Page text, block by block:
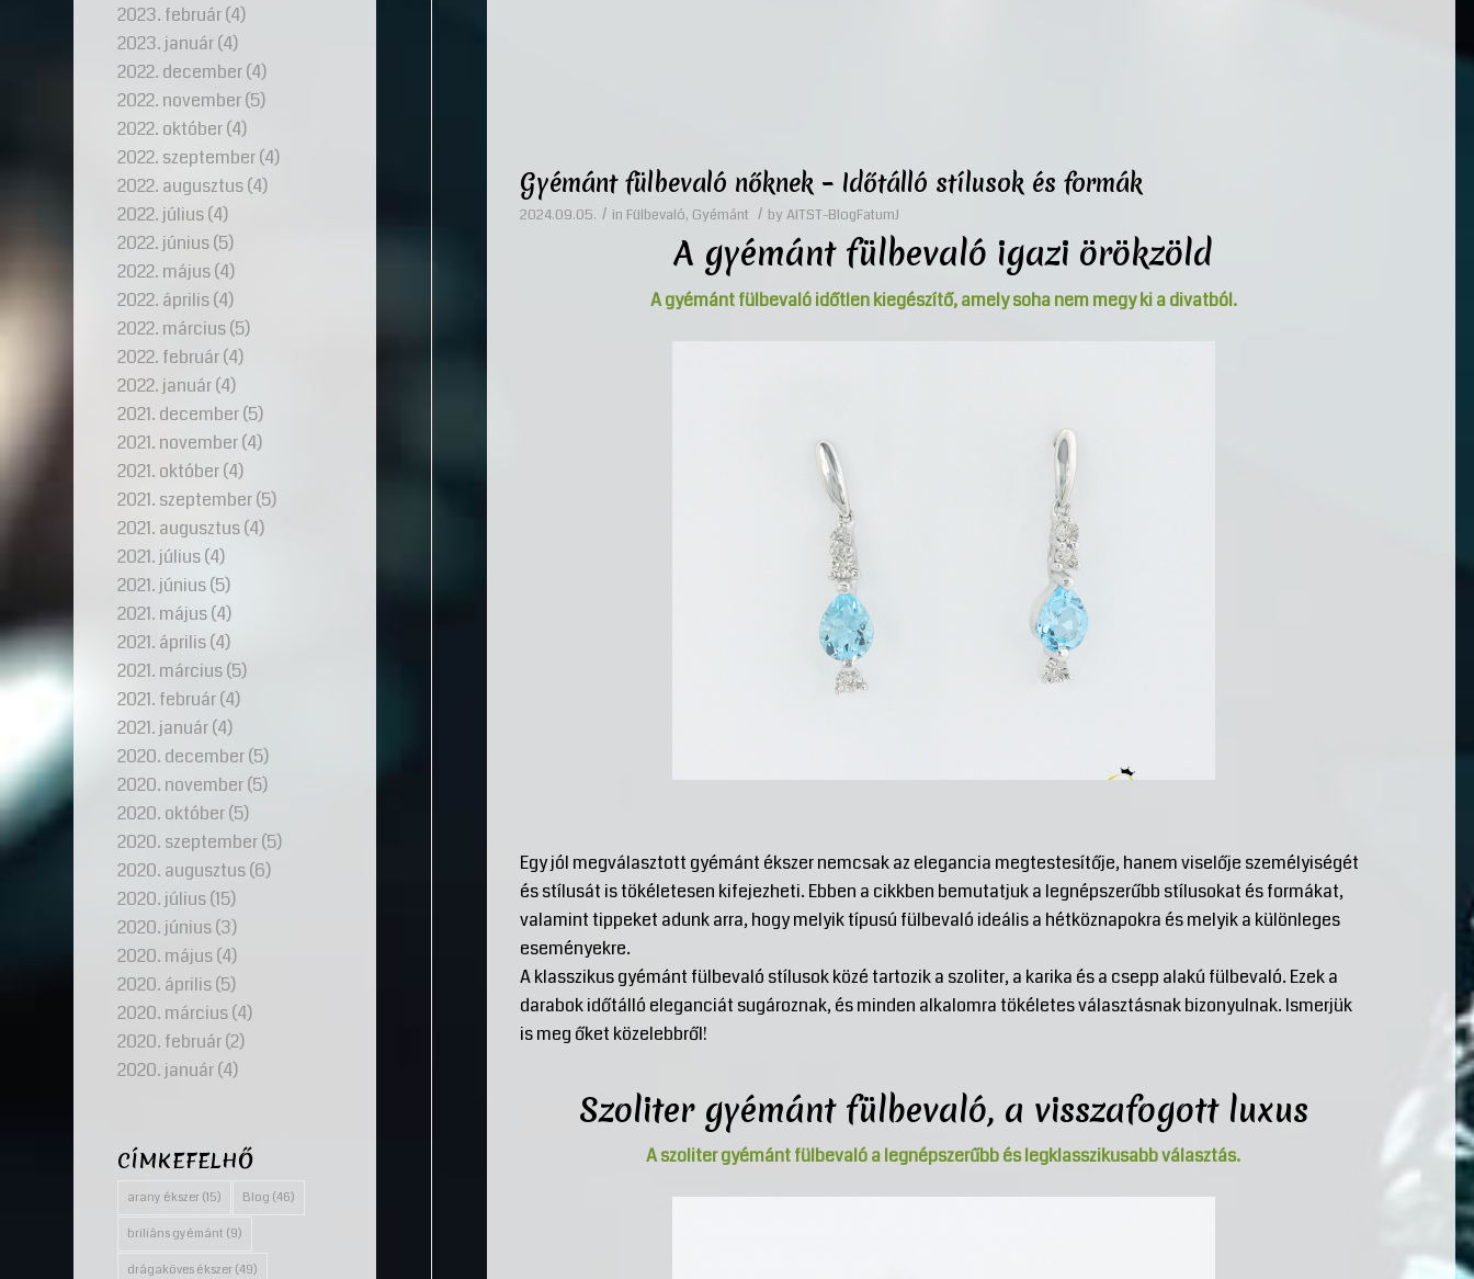
Gyémánt fülbevaló nőknek – Időtálló stílusok és formák
2024.09.05. / in Fülbevaló, Gyémánt / by AITST-BlogFatumJ
A gyémánt fülbevaló igazi örökzöld
A gyémánt fülbevaló időtlen kiegészítő, amely soha nem megy ki a divatból.
Egy jól megválasztott gyémánt ékszer nemcsak az elegancia megtestesítője, hanem viselője személyiségét
és stílusát is tökéletesen kifejezheti. Ebben a cikkben bemutatjuk a legnépszerűbb stílusokat és formákat,
valamint tippeket adunk arra, hogy melyik típusú fülbevaló ideális a hétköznapokra és melyik a különleges
eseményekre.
A klasszikus gyémánt fülbevaló stílusok közé tartozik a szoliter, a karika és a csepp alakú fülbevaló. Ezek a
darabok időtálló eleganciát sugároznak, és minden alkalomra tökéletes választásnak bizonyulnak. Ismerjük
is meg őket közelebbről!
Szoliter gyémánt fülbevaló, a visszafogott luxus
A szoliter gyémánt fülbevaló a legnépszerűbb és legklasszikusabb választás.
2023. február(4)
2023. január(4)
2022. december(4)
2022. november(5)
2022. október(4)
2022. szeptember(4)
2022. augusztus(4)
2022. július(4)
2022. június(5)
2022. május(4)
2022. április(4)
2022. március(5)
2022. február(4)
2022. január(4)
2021. december(5)
2021. november(4)
2021. október(4)
2021. szeptember(5)
2021. augusztus(4)
2021. július(4)
2021. június(5)
2021. május(4)
2021. április(4)
2021. március(5)
2021. február(4)
2021. január(4)
2020. december(5)
2020. november(5)
2020. október(5)
2020. szeptember(5)
2020. augusztus(6)
2020. július(15)
2020. június(3)
2020. május(4)
2020. április(5)
2020. március(4)
2020. február(2)
2020. január(4)
CÍMKEFELHŐ
arany ékszer (15) Blog (46)
briliáns gyémánt (9)
drágaköves ékszer (49)